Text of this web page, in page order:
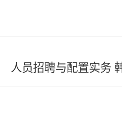
人员招聘与配置实务